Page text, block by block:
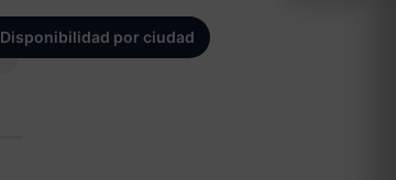
Disponibilidad por ciudad